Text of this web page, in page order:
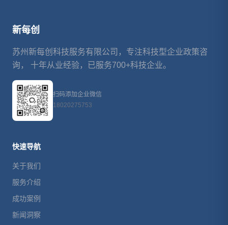
新每创
苏州新每创科技服务有限公司，专注科技型企业政策咨
询， 十年从业经验，已服务700+科技企业。
扫码添加企业微信
18020275753
快速导航
关于我们
服务介绍
成功案例
新闻洞察